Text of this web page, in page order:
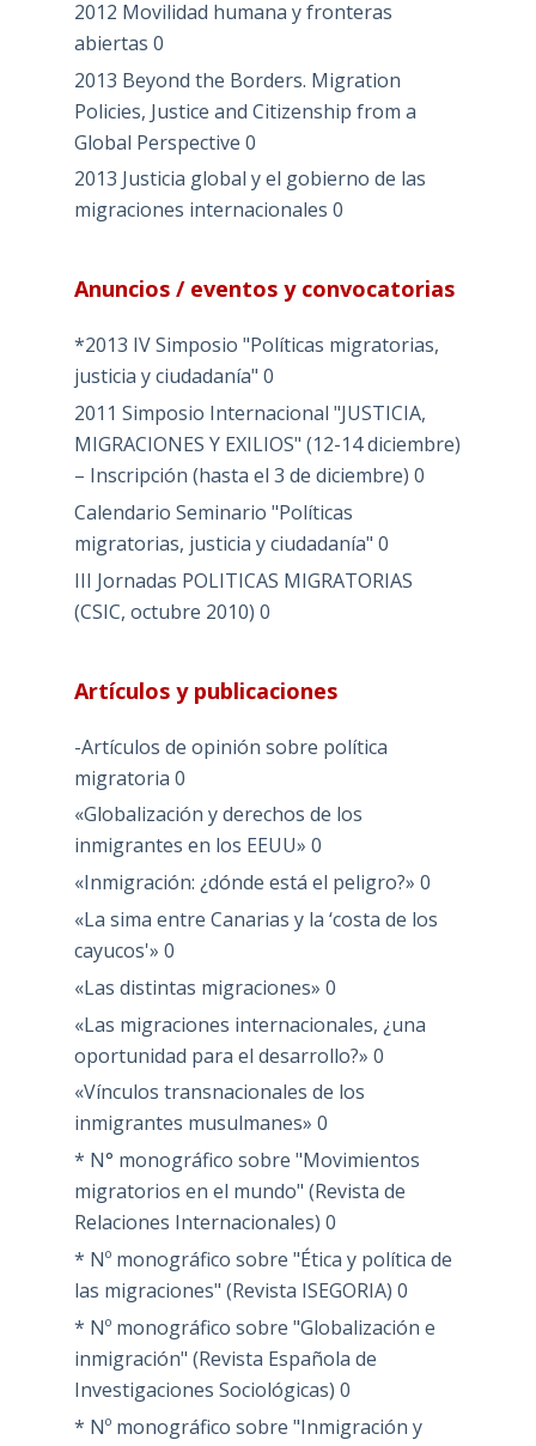
2012 Movilidad humana y fronteras
abiertas 0
2013 Beyond the Borders. Migration
Policies, Justice and Citizenship from a
Global Perspective 0
2013 Justicia global y el gobierno de las
migraciones internacionales 0
Anuncios / eventos y convocatorias
*2013 IV Simposio "Políticas migratorias,
justicia y ciudadanía" 0
2011 Simposio Internacional "JUSTICIA,
MIGRACIONES Y EXILIOS" (12-14 diciembre)
– Inscripción (hasta el 3 de diciembre) 0
Calendario Seminario "Políticas
migratorias, justicia y ciudadanía" 0
III Jornadas POLITICAS MIGRATORIAS
(CSIC, octubre 2010) 0
Artículos y publicaciones
-Artículos de opinión sobre política
migratoria 0
«Globalización y derechos de los
inmigrantes en los EEUU» 0
«Inmigración: ¿dónde está el peligro?» 0
«La sima entre Canarias y la ‘costa de los
cayucos'» 0
«Las distintas migraciones» 0
«Las migraciones internacionales, ¿una
oportunidad para el desarrollo?» 0
«Vínculos transnacionales de los
inmigrantes musulmanes» 0
* N° monográfico sobre "Movimientos
migratorios en el mundo" (Revista de
Relaciones Internacionales) 0
* Nº monográfico sobre "Ética y política de
las migraciones" (Revista ISEGORIA) 0
* Nº monográfico sobre "Globalización e
inmigración" (Revista Española de
Investigaciones Sociológicas) 0
* Nº monográfico sobre "Inmigración y